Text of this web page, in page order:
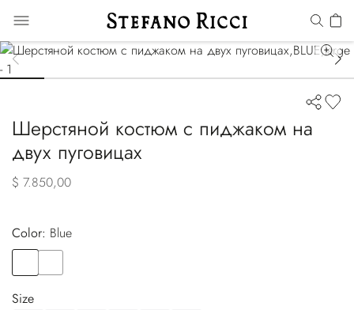
Шерстяной костюм с пиджаком на
двух пуговицах
$ 7.850,00
Color:
blue
Size